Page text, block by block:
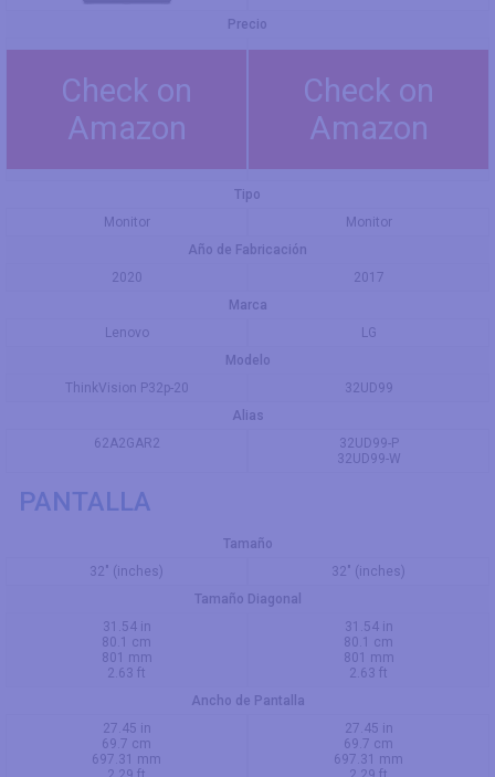
Precio
Check on
Amazon
Check on
Amazon
Tipo
Monitor
Monitor
Año de Fabricación
2020
2017
Marca
Lenovo
LG
Modelo
ThinkVision P32p-20
32UD99
Alias
62A2GAR2
32UD99-P
32UD99-W
PANTALLA
Tamaño
32" (inches)
32" (inches)
Tamaño Diagonal
31.54 in
80.1 cm
801 mm
2.63 ft
31.54 in
80.1 cm
801 mm
2.63 ft
Ancho de Pantalla
27.45 in
69.7 cm
697.31 mm
27.45 in
69.7 cm
697.31 mm